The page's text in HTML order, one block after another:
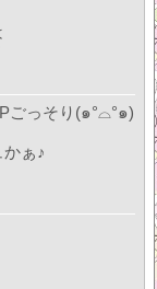
ごっそり(๑°⌓°๑)
ぁ♪